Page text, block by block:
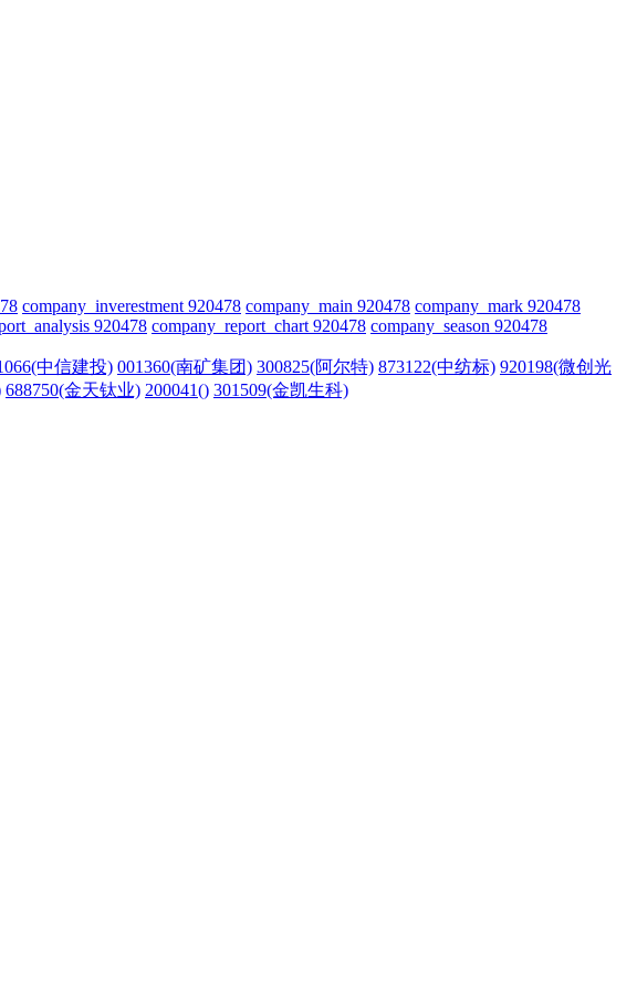
company_inverestment 920478 company_main 920478 company_mark 920478
920478 company_report_chart 920478 company_season 920478
中信建投) 001360(南矿集团) 300825(阿尔特) 873122(中纺标) 920198(微创光
688750(金天钛业) 200041() 301509(金凯生科)